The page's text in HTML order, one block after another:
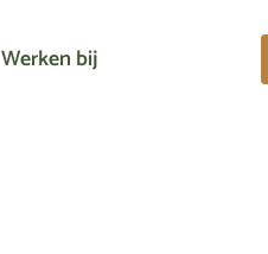
Werken bij